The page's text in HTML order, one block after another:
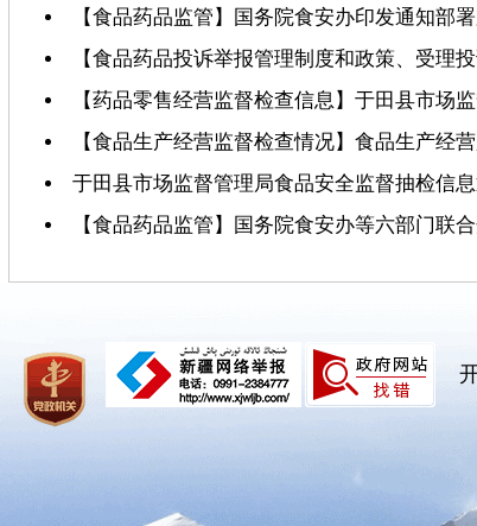
【食品药品监管】国务院食安办印发通知部
【食品药品投诉举报管理制度和政策、受理
【药品零售经营监督检查信息】于田县市场
【食品生产经营监督检查情况】食品生产经
于田县市场监督管理局食品安全监督抽检信息
【食品药品监管】国务院食安办等六部门联